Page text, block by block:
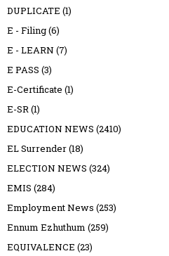
DUPLICATE (1)
E - Filing(6)
E - LEARN (7)
E PASS (3)
E-Certificate (1)
E-SR(1)
EDUCATION NEWS (2410)
EL Surrender(18)
ELECTION NEWS (324)
EMIS (284)
Employment News (253)
Ennum Ezhuthum (259)
EQUIVALENCE (23)